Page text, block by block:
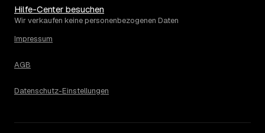
Haushaltsauflösung, in Cochem sind es im Schnitt 2.582
€. Die genaue Preisspanne hängt jeweils von Größe und
lohnt sich vor der Anfrage trotzdem.
Hilfe-Center besuchen
Wir verkaufen keine personenbezogenen Daten
Impressum
AGB
Datenschutz-Einstellungen